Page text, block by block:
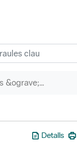
P&agrave;gines &ograve;rfenes
Detalls